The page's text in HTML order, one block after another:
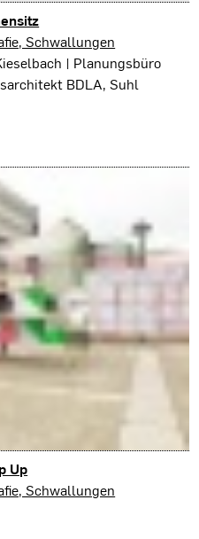
Schwallungen
| Planungsbüro
BDLA, Suhl
Up
Schwallungen